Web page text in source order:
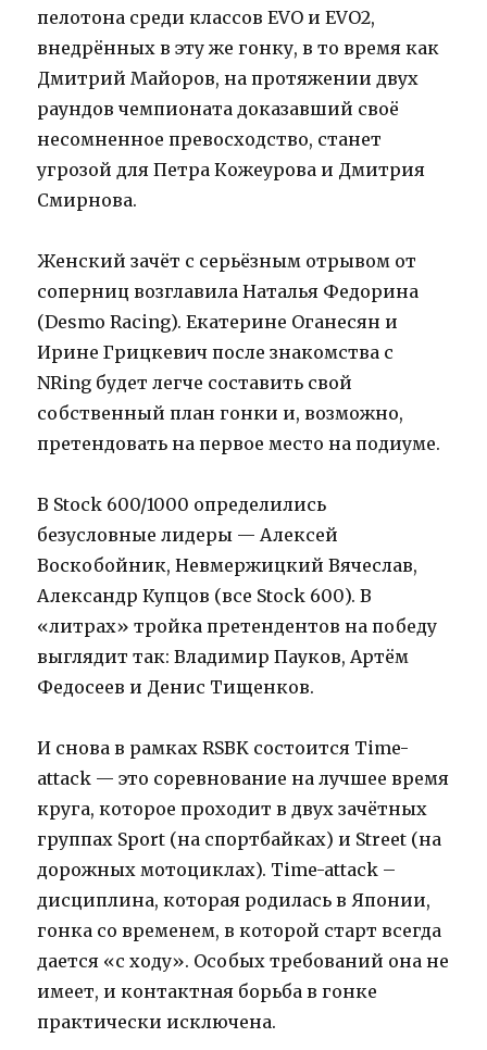
пелотона среди классов EVO и EVO2,
внедрённых в эту же гонку, в то время как
Дмитрий Майоров, на протяжении двух
раундов чемпионата доказавший своё
несомненное превосходство, станет
угрозой для Петра Кожеурова и Дмитрия
Смирнова.
Женский зачёт с серьёзным отрывом от
соперниц возглавила Наталья Федорина
(Desmo Racing). Екатерине Оганесян и
Ирине Грицкевич после знакомства с
NRing будет легче составить свой
собственный план гонки и, возможно,
претендовать на первое место на подиуме.
В Stock 600/1000 определились
безусловные лидеры — Алексей
Воскобойник, Невмержицкий Вячеслав,
Александр Купцов (все Stock 600). В
«литрах» тройка претендентов на победу
выглядит так: Владимир Пауков, Артём
Федосеев и Денис Тищенков.
И снова в рамках RSBK состоится Time-
attack — это соревнование на лучшее время
круга, которое проходит в двух зачётных
группах Sport (на спортбайках) и Street (на
дорожных мотоциклах). Time-attack –
дисциплина, которая родилась в Японии,
гонка со временем, в которой старт всегда
дается «с ходу». Особых требований она не
имеет, и контактная борьба в гонке
практически исключена.